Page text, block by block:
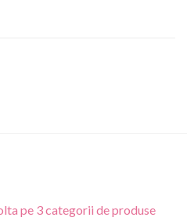
pe 3 categorii de produse